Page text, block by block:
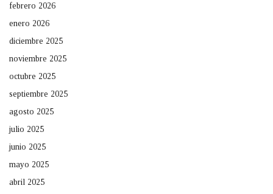
febrero 2026
enero 2026
diciembre 2025
noviembre 2025
octubre 2025
septiembre 2025
agosto 2025
julio 2025
junio 2025
mayo 2025
abril 2025